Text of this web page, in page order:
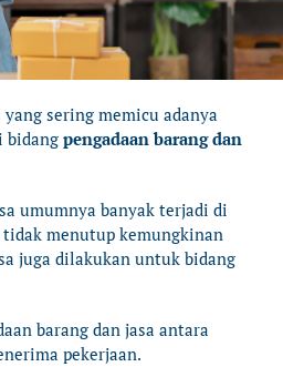
sering memicu adanya
bidangpengadaan barang dan
umumnya banyak terjadi di
menutup kemungkinan
juga dilakukan untuk bidang
barang dan jasa antara
pekerjaan.